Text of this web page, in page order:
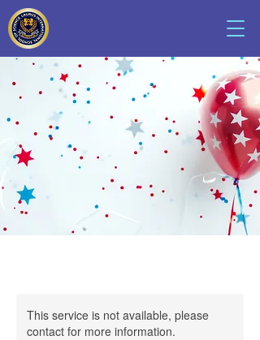
This service is not available, please
contact for more information.